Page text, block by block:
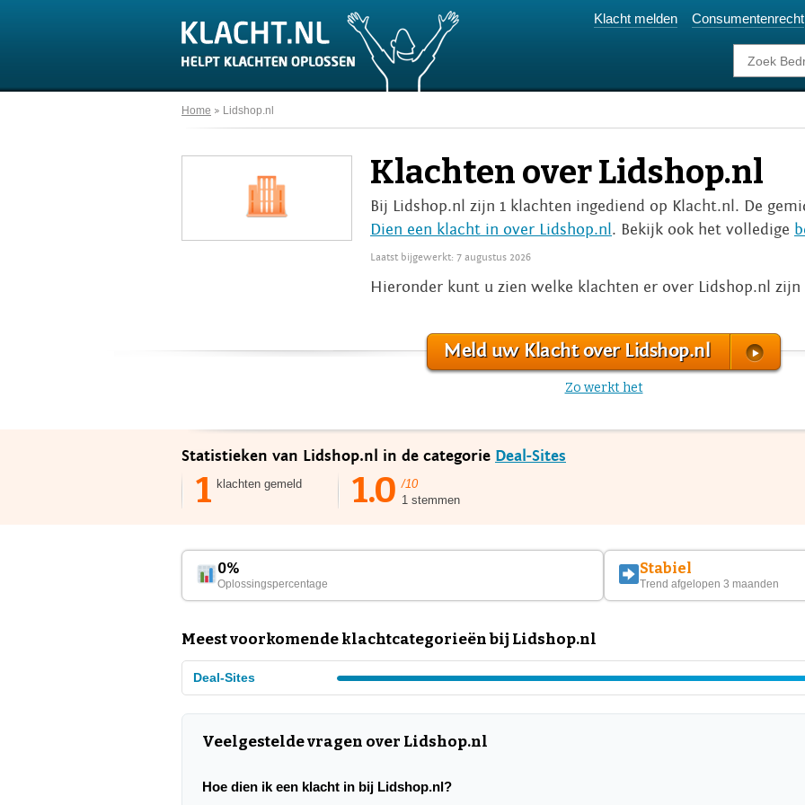
Klacht melden Consumentenrecht
Home Lidshop.nl
Klachten over Lidshop.nl
Bij Lidshop.nl zijn 1 klachten ingediend op Klacht.nl. De
Dien een klacht in over Lidshop.nl. Bekijk ook het volledige
Laatst bijgewerkt: 7 augustus 2026
Hieronder kunt u zien welke klachten er over Lidshop.nl
Meld uw Klacht over Lidshop.nl
Zo werkt het
Statistieken van Lidshop.nl in de categorie Deal-Sites
1 klachten gemeld 1.0 /10
1 stemmen
0%
Oplossingspercentage
Stabiel
Trend afgelopen 3 maanden
Meest voorkomende klachtcategorieën bij Lidshop.nl
Deal-Sites
Veelgestelde vragen over Lidshop.nl
Hoe dien ik een klacht in bij Lidshop.nl?